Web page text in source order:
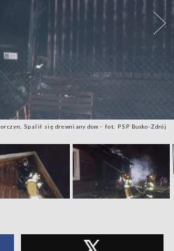
Spalił się drewniany dom - fot. PSP Busko-Zdrój